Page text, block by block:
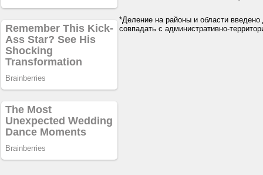
*Деление на районы и области введено
совпадать с административно-